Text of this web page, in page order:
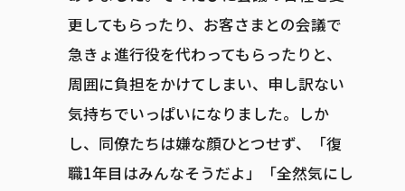
更してもらったり、お客さまとの会議で
急きょ進行役を代わってもらったりと、
周囲に負担をかけてしまい、申し訳ない
気持ちでいっぱいになりました。しか
し、同僚たちは嫌な顔ひとつせず、「復
職1年目はみんなそうだよ」「全然気にし